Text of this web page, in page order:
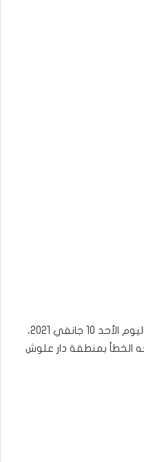
تُوفى رجل الأعمال بدر الدين الحري، اليوم الأحد 10 جانفي 2021،
الخطأ بمنطقة دار علوش